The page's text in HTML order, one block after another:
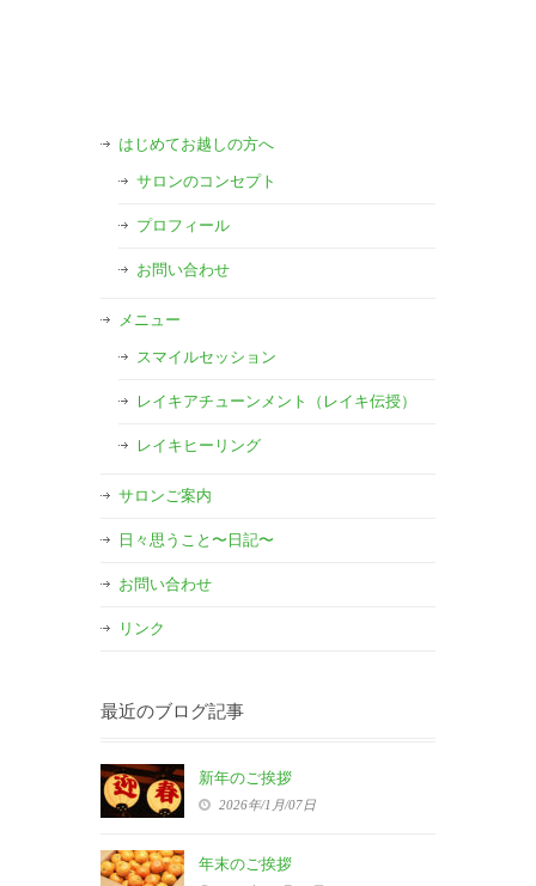
はじめてお越しの方へ
サロンのコンセプト
プロフィール
お問い合わせ
メニュー
スマイルセッション
レイキアチューンメント（レイキ伝授）
レイキヒーリング
サロンご案内
日々思うこと〜日記〜
お問い合わせ
リンク
最近のブログ記事
新年のご挨拶
2026年/1月/07日
年末のご挨拶